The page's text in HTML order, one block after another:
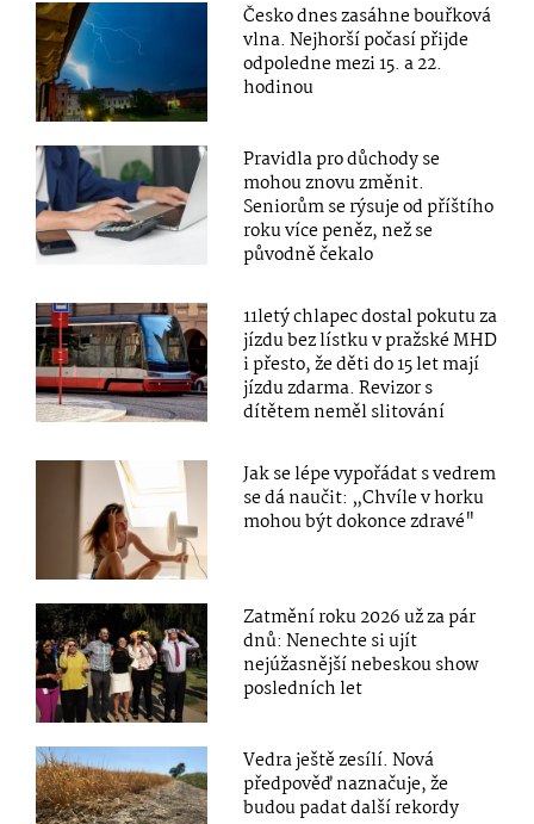
Česko dnes zasáhne bouřková
vlna. Nejhorší počasí přijde
odpoledne mezi 15. a 22.
hodinou
Pravidla pro důchody se
mohou znovu změnit.
Seniorům se rýsuje od příštího
roku více peněz, než se
původně čekalo
11letý chlapec dostal pokutu za
jízdu bez lístku v pražské MHD
i přesto, že děti do 15 let mají
jízdu zdarma. Revizor s
dítětem neměl slitování
Jak se lépe vypořádat s vedrem
se dá naučit: „Chvíle v horku
mohou být dokonce zdravé"
Zatmění roku 2026 už za pár
dnů: Nenechte si ujít
nejúžasnější nebeskou show
posledních let
Vedra ještě zesílí. Nová
předpověď naznačuje, že
budou padat další rekordy